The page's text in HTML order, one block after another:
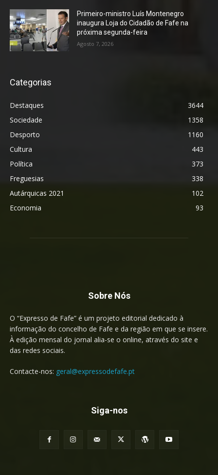
Primeiro-ministro Luís Montenegro
inaugura Loja do Cidadão de Fafe na
próxima segunda-feira
Agosto 7, 2026
Categorias
Destaques
3644
Sociedade
1358
Desporto
1160
Cultura
443
Política
373
Freguesias
338
Autárquicas 2021
102
Economia
93
Sobre Nós
O “Expresso de Fafe” é um projeto editorial dedicado à
informação do concelho de Fafe e da região em que se insere.
À edição mensal do jornal alia-se o online, através do site e
das redes sociais.
Contacte-nos: geral@expressodefafe.pt
Siga-nos